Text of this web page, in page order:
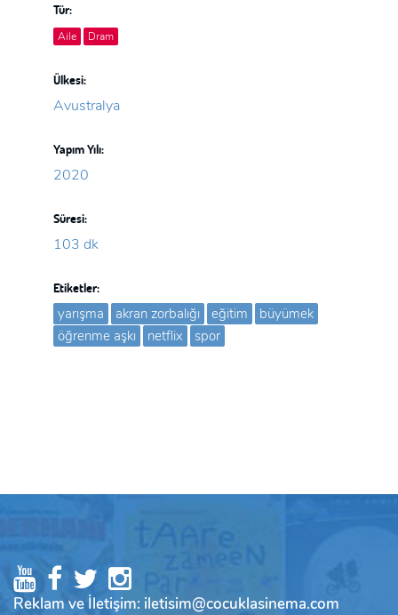
Tür:
Aile Dram
Ülkesi:
Avustralya
Yapım Yılı:
2020
Süresi:
103 dk
Etiketler:
yarışma akran zorbalığı eğitim
büyümek
öğrenme aşkı
netflix spor
Reklam ve İletişim: iletisim@cocuklasinema.com